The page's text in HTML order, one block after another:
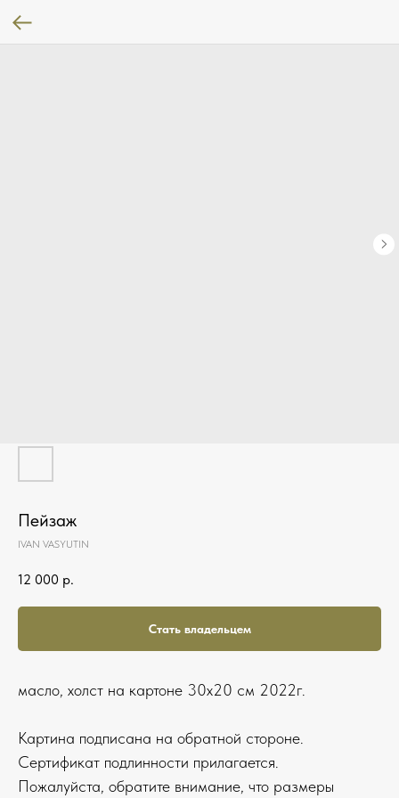
Пейзаж
IVAN VASYUTIN
12 000 р.
Стать владельцем
масло, холст на картоне 30х20 см 2022г.
Картина подписана на обратной стороне.
Сертификат подлинности прилагается.
Пожалуйста, обратите внимание, что размеры